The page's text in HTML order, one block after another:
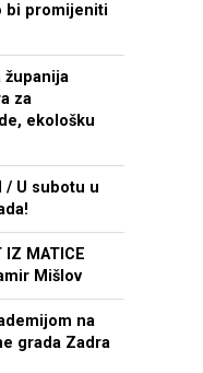
bi promijeniti
županija
za
ekološku
/ U subotu u
IZ MATICE
Mišlov
na
grada Zadra